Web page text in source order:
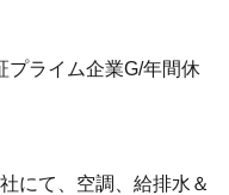
プライム企業G/年間休
にて、空調、給排水＆